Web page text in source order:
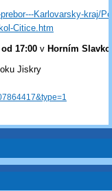
Karlovarsky-kraj/
Citice.htm
17:00 v Horním
Jiskry